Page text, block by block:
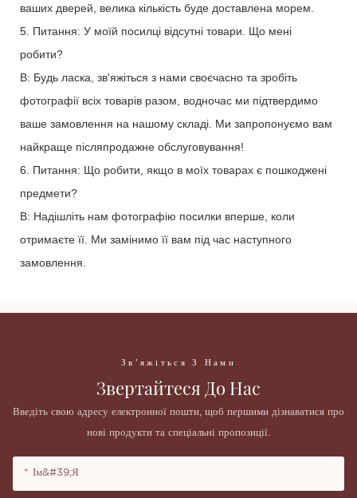
ваших дверей, велика кількість буде доставлена ​​морем.
5. Питання: У моїй посилці відсутні товари. Що мені
робити?
В: Будь ласка, зв'яжіться з нами своєчасно та зробіть
фотографії всіх товарів разом, водночас ми підтвердимо
ваше замовлення на нашому складі. Ми запропонуємо вам
найкраще післяпродажне обслуговування!
6. Питання: Що робити, якщо в моїх товарах є пошкоджені
предмети?
В: Надішліть нам фотографію посилки вперше, коли
отримаєте її. Ми замінимо її вам під час наступного
замовлення.
Зв'яжіться З Нами
Звертайтеся До Нас
Введіть свою адресу електронної пошти, щоб першими дізнаватися про
нові продукти та спеціальні пропозиції.
Ім&#39;я